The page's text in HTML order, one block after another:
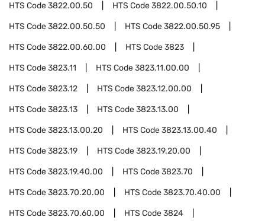
HTS Code3822.00.50 HTS Code3822.00.50.10
HTS Code3822.00.50.50 HTS Code3822.00.50.95
HTS Code3822.00.60.00 HTS Code3823
HTS Code3823.11 HTS Code3823.11.00.00
HTS Code3823.12 HTS Code3823.12.00.00
HTS Code3823.13 HTS Code3823.13.00
HTS Code3823.13.00.20 HTS Code3823.13.00.40
HTS Code3823.19 HTS Code3823.19.20.00
HTS Code3823.19.40.00 HTS Code3823.70
HTS Code3823.70.20.00 HTS Code3823.70.40.00
HTS Code3823.70.60.00 HTS Code3824